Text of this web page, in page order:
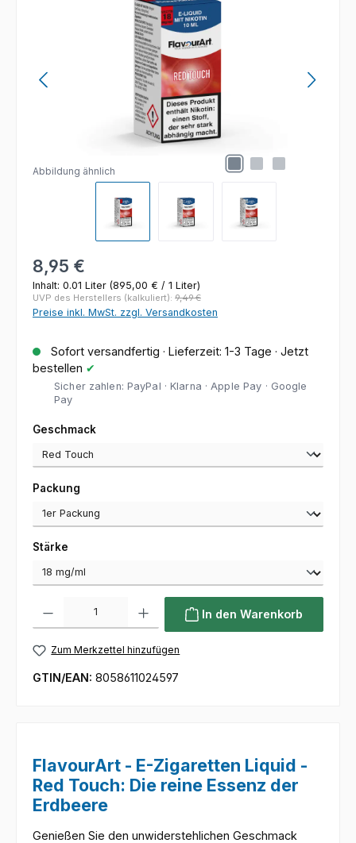
Abbildung ähnlich
Regulärer Preis:
8,95 €
Inhalt: 0.01 Liter (895,00 € / 1 Liter)
UVP des Herstellers (kalkuliert): 9,49 €
Preise inkl. MwSt. zzgl. Versandkosten
Sofort versandfertig · Lieferzeit: 1-3 Tage · Jetzt
bestellen ✔
Sicher zahlen: PayPal · Klarna · Apple Pay · Google
Pay
Geschmackauswählen
Packung
Stärke
In den Warenkorb
Zum Merkzettel hinzufügen
GTIN/EAN: 8058611024597
FlavourArt - E-Zigaretten Liquid -
Red Touch: Die reine Essenz der
Erdbeere
Genießen Sie den unwiderstehlichen Geschmack